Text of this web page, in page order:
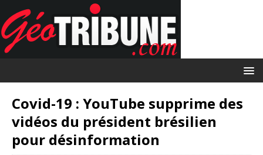
Covid-19 : YouTube supprime des
vidéos du président brésilien
pour désinformation